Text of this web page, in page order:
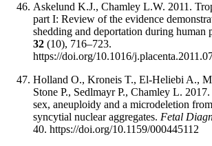
Askelund K.J., Chamley L.W. 2011.
part I: Review of the evidence
shedding and deportation during human
32 (10), 716–723.
https://doi.org/10.1016/
Holland O., Kroneis T., El-Heliebi A.,
Stone P., Sedlmayr P., Chamley L.
sex, aneuploidy and a microdeletion
syncytial nuclear aggregates. Fetal
40. https://doi.org/10.1159/000445112